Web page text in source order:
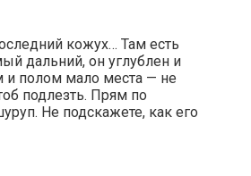
кожух… Там есть
дальний, он углублен и
полом мало места — не
подлезть. Прям по
Не подскажете, как его